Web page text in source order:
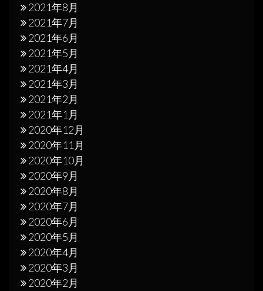
2021年8月
2021年7月
2021年6月
2021年5月
2021年4月
2021年3月
2021年2月
2021年1月
2020年12月
2020年11月
2020年10月
2020年9月
2020年8月
2020年7月
2020年6月
2020年5月
2020年4月
2020年3月
2020年2月